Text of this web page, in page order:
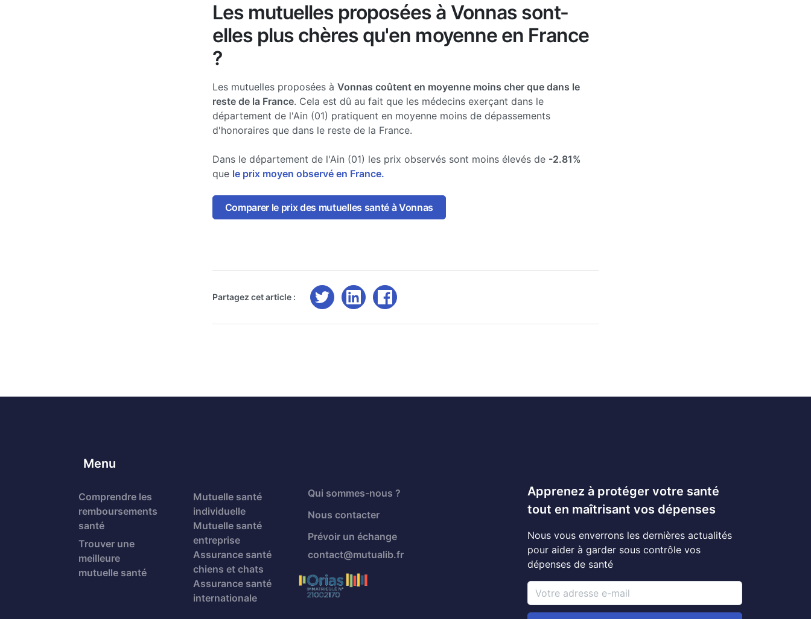
Les mutuelles proposées à Vonnas sont-
elles plus chères qu'en moyenne en France
?
Les mutuelles proposées à Vonnas coûtent en moyenne moins cher que dans le
reste de la France. Cela est dû au fait que les médecins exerçant dans le
département de l'Ain (01) pratiquent en moyenne moins de dépassements
d'honoraires que dans le reste de la France.
Dans le département de l'Ain (01) les prix observés sont moins élevés de -2.81%
que le prix moyen observé en France.
Comparer le prix des mutuelles santé à Vonnas
Partagez cet article :
Menu
Comprendre les
remboursements
santé
Trouver une
meilleure
mutuelle santé
Mutuelle santé
individuelle
Mutuelle santé
entreprise
Assurance santé
chiens et chats
Assurance santé
internationale
Qui sommes-nous ?
Nous contacter
Prévoir un échange
contact@mutualib.fr
Apprenez à protéger votre santé
tout en maîtrisant vos dépenses
Nous vous enverrons les dernières actualités
pour aider à garder sous contrôle vos
dépenses de santé